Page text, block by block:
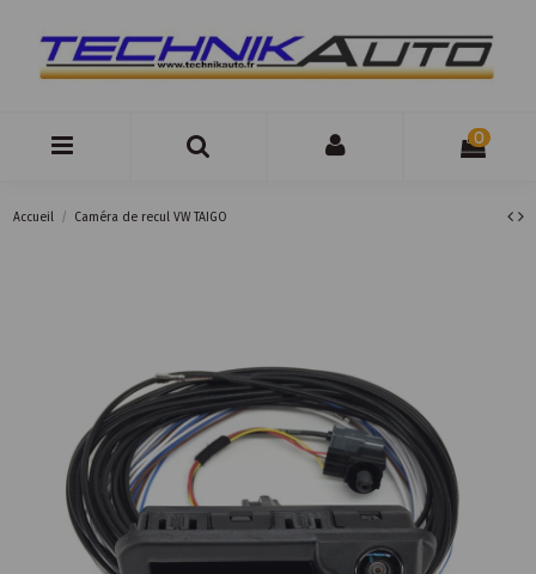
0
Accueil Caméra de recul VW TAIGO